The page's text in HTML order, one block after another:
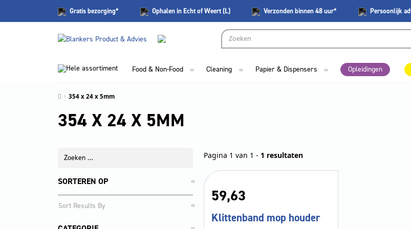
Gratisbezorging* Ophalen in Echt of Weert (L) Verzondenbinnen 48 uur* Persoonlijk
Hele assortiment Food & Non-Food Cleaning Papier & Dispensers Opleidingen
354 x 24 x 5mm
354 X 24 X 5MM
SORTEREN OP
Pagina 1 van 1 - 1 resultaten
59,63
Klittenband mop houder